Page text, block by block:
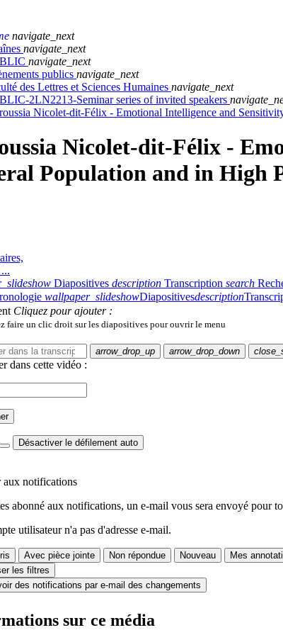
navigate_next
navigate_next
navigate_next
publics navigate_next
des Lettres et Sciences Humaines navigate_next
2LN2213-Seminar series of invited speakers
Nicolet-dit-Félix - Emotional Intelligence and
Nicolet-dit-Félix -
Population and in High
Diapositives description Transcription search
wallpaper_slideshowDiapositivesdescription
Cliquez pour ajouter :
faire un clic droit sur les diapositives pour ouvrir le menu
arrow_drop_up arrow_drop_down
dans cette vidéo :
Désactiver le défilement auto
aux notifications
abonné aux notifications, un e-mail vous sera envoyé pour
utilisateur n'a pas d'adresse e-mail.
Avec pièce jointe Non répondue Nouveau
Mes
les filtres
des notifications par e-mail des changements
sur ce média